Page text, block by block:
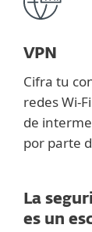
VPN
Cifra tu
redes Wi-
de
por parte
La
es un